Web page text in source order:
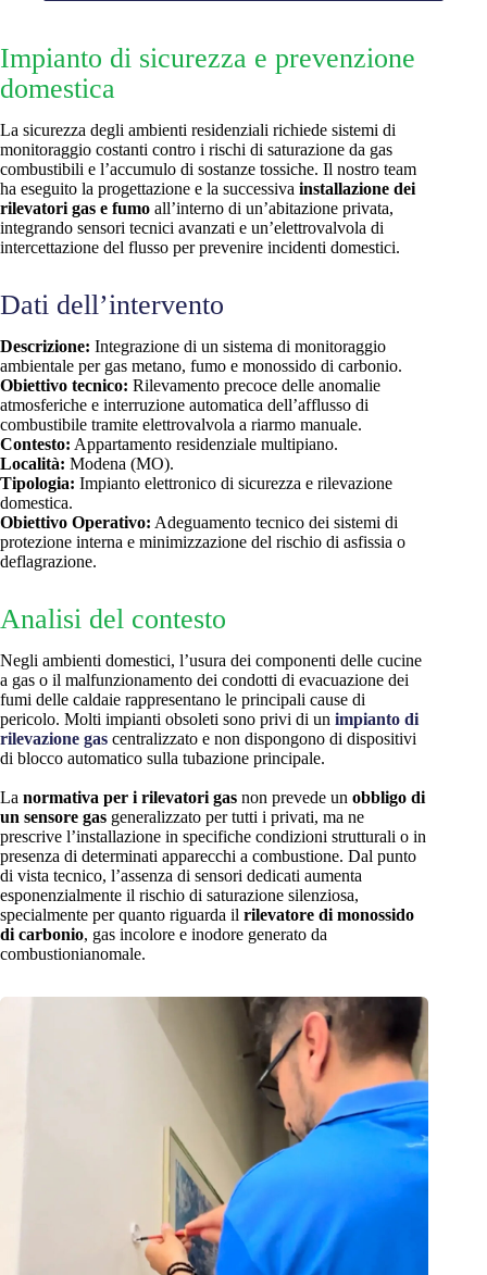
Manutenzioni e ripristini
Realizzazioni e adeguamenti
Reti e connettività
Sicurezza e controllo
Monza Brianza
Ravenna
Reggio Emilia
Impianto di sicurezza e prevenzione
domestica
La sicurezza degli ambienti residenziali richiede sistemi di
monitoraggio costanti contro i rischi di saturazione da gas
combustibili e l’accumulo di sostanze tossiche. Il nostro team
ha eseguito la progettazione e la successiva installazione dei
rilevatori gas e fumo all’interno di un’abitazione privata,
integrando sensori tecnici avanzati e un’elettrovalvola di
intercettazione del flusso per prevenire incidenti domestici.
Dati dell’intervento
Descrizione: Integrazione di un sistema di monitoraggio
ambientale per gas metano, fumo e monossido di carbonio.
Obiettivo tecnico: Rilevamento precoce delle anomalie
atmosferiche e interruzione automatica dell’afflusso di
combustibile tramite elettrovalvola a riarmo manuale.
Contesto: Appartamento residenziale multipiano.
Località: Modena (MO).
Tipologia: Impianto elettronico di sicurezza e rilevazione
domestica.
Obiettivo Operativo: Adeguamento tecnico dei sistemi di
protezione interna e minimizzazione del rischio di asfissia o
deflagrazione.
Analisi del contesto
Negli ambienti domestici, l’usura dei componenti delle cucine
a gas o il malfunzionamento dei condotti di evacuazione dei
fumi delle caldaie rappresentano le principali cause di
pericolo. Molti impianti obsoleti sono privi di un impianto di
rilevazione gas centralizzato e non dispongono di dispositivi
di blocco automatico sulla tubazione principale.
La normativa per i rilevatori gas non prevede un obbligo di
un sensore gas generalizzato per tutti i privati, ma ne
prescrive l’installazione in specifiche condizioni strutturali o in
presenza di determinati apparecchi a combustione. Dal punto
di vista tecnico, l’assenza di sensori dedicati aumenta
esponenzialmente il rischio di saturazione silenziosa,
specialmente per quanto riguarda il rilevatore di monossido
di carbonio, gas incolore e inodore generato da
combustionianomale.